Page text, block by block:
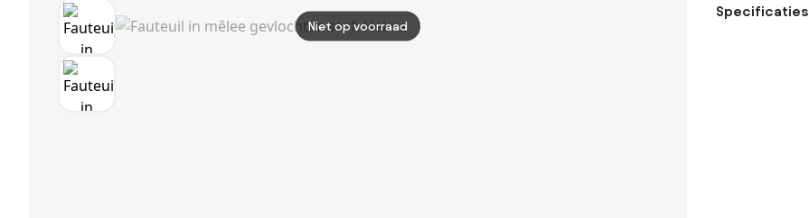
Niet op voorraad
Specificaties